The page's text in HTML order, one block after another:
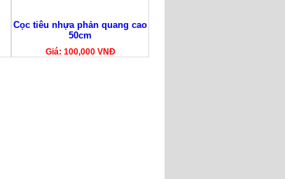
Cọc tiêu nhựa phản quang cao
50cm
Giá: 100,000 VNĐ